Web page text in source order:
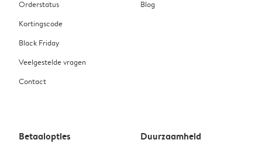
Orderstatus
Kortingscode
Black Friday
Veelgestelde vragen
Contact
Blog
Betaalopties Duurzaamheid